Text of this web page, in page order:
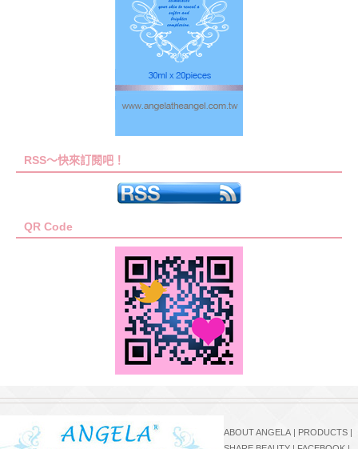
RSS～快來訂閱吧！
QR Code
ABOUT ANGELA | PRODUCTS |